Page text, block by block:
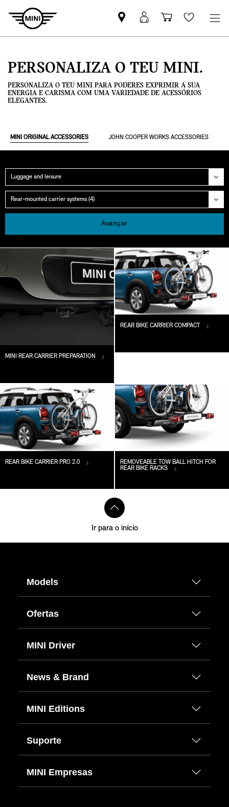
Pesquisar
parceiro
Iniciar
sessão
Carrinho
de
Wishlist
PERSONALIZA O TEU MINI.
PERSONALIZA O TEU MINI PARA PODERES EXPRIMIR A SUA
ENERGIA E CARISMA COM UMA VARIEDADE DE ACESSÓRIOS
ELEGANTES.
MINI ORIGINAL ACCESSORIES JOHN COOPER WORKS ACCESSORIES
Categoria
Grupo
Avançar
MINI REAR CARRIER PREPARATION
REAR BIKE CARRIER COMPACT
REAR BIKE CARRIER PRO 2.0
REMOVEABLE TOW BALL HITCH FOR
REAR BIKE RACKS
Ir para o início
Models
Ofertas
MINI Driver
News & Brand
MINI Editions
Suporte
MINI Empresas